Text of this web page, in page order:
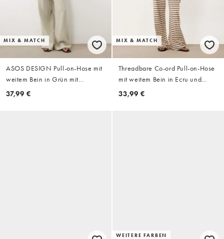
MIX & MATCH
ASOS DESIGN Pull-on-Hose mit
weitem Bein in Grün mit
gewaschenem Streifenmuster,
37,99 €
MIX & MATCH
Threadbare Co-ord Pull-on-Hose
mit weitem Bein in Ecru und
braunem Streifenmuster
33,99 €
WEITERE FARBEN